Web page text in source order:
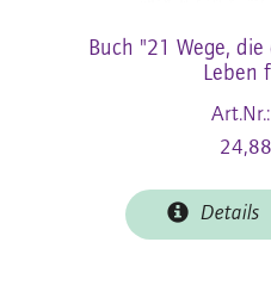
Buch "21 Wege,
Leben
Details